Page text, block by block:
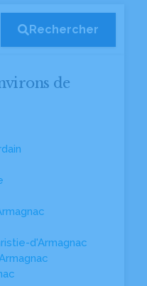
Rechercher
de
d'Armagnac